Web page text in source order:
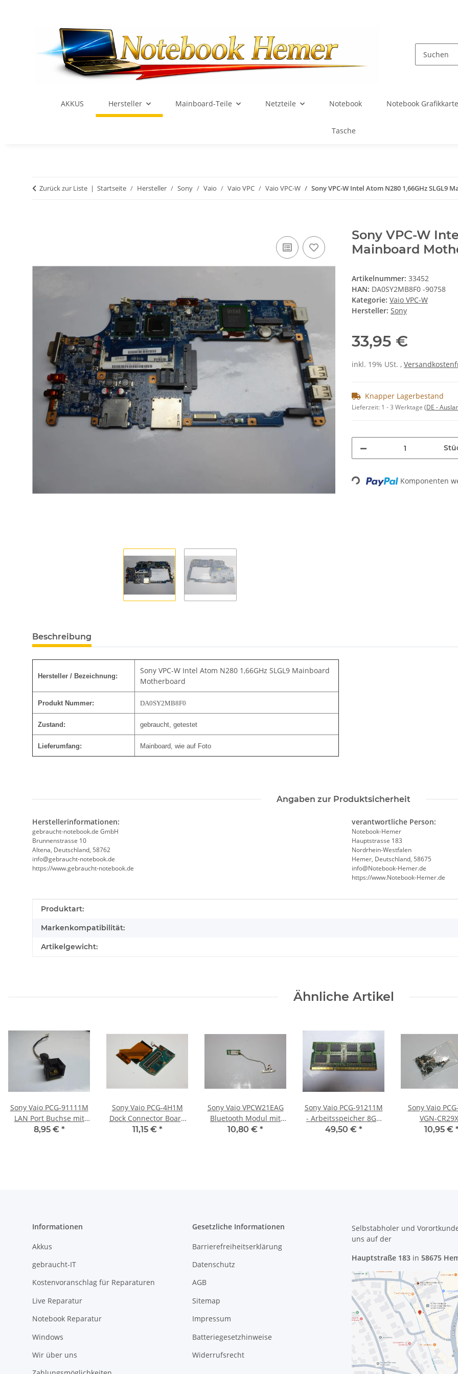
AKKUS Hersteller Mainboard-Teile Netzteile Notebook Notebook
Tasche
Zurück zur Liste Startseite Hersteller Sony Vaio Vaio VPC Vaio VPC-W Sony VPC-W Intel Atom N280 1,66GHz SLGL9
Sony VPC-W
Mainboard
Artikelnummer: 33452
HAN: DA0SY2MB8F0 -90758
Kategorie: Vaio VPC-W
Hersteller: Sony
33,95 €
inkl. 19% USt. ,
Knapper Lagerbestand
Lieferzeit: 1 - 3 Werktage (DE -
Loading... Komponenten
Beschreibung
Hersteller / Bezeichnung:
Sony VPC-W Intel Atom N280 1,66GHz SLGL9 Mainboard
Motherboard
Produkt Nummer: DA0SY2MB8F0
Zustand: gebraucht, getestet
Lieferumfang: Mainboard, wie auf Foto
Angaben zur Produktsicherheit
Herstellerinformationen:
gebraucht-notebook.de GmbH
Brunnenstrasse 10
Altena, Deutschland, 58762
info@gebraucht-notebook.de
https://www.gebraucht-notebook.de
verantwortliche Person:
Notebook-Hemer
Hauptstrasse 183
Nordrhein-Westfalen
Hemer, Deutschland, 58675
info@Notebook-Hemer.de
https://www.Notebook-Hemer.de
Produkteigenschaft
Wert
Produktart:
Markenkompatibilität:
Artikelgewicht:
Ähnliche Artikel
Sony Vaio PCG-91111M
LAN Port Buchse mit
Kabel 356-0201-6583_A
8,95 € *
Sony Vaio PCG-4H1M
Dock Connector Board
mit Kabel CNX-359
11,15 € *
Sony Vaio VPCW21EAG
Bluetooth Modul mit
Kabel T77H114.31
10,80 € *
Sony Vaio PCG-91211M
- Arbeitsspeicher 8GB
RAM Memory DDR3
49,50 € *
Sony Vaio
VGN-
Schraubensatz
10,95 €
Informationen
Akkus
gebraucht-IT
Kostenvoranschlag für Reparaturen
Live Reparatur
Notebook Reparatur
Windows
Wir über uns
Gesetzliche Informationen
Barrierefreiheitserklärung
Datenschutz
AGB
Sitemap
Impressum
Batteriegesetzhinweise
Widerrufsrecht
Selbstabholer und
uns auf der
Hauptstraße 183 in 58675